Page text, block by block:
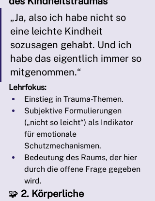
„Ja, also ich habe nicht so
eine leichte Kindheit
sozusagen gehabt. Und ich
habe das eigentlich immer so
mitgenommen.“
Lehrfokus:
Einstieg in Trauma-Themen.
Subjektive Formulierungen
(„nicht so leicht“) als Indikator
für emotionale
Schutzmechanismen.
Bedeutung des Raums, der hier
durch die offene Frage gegeben
wird.
🧩 2. Körperliche